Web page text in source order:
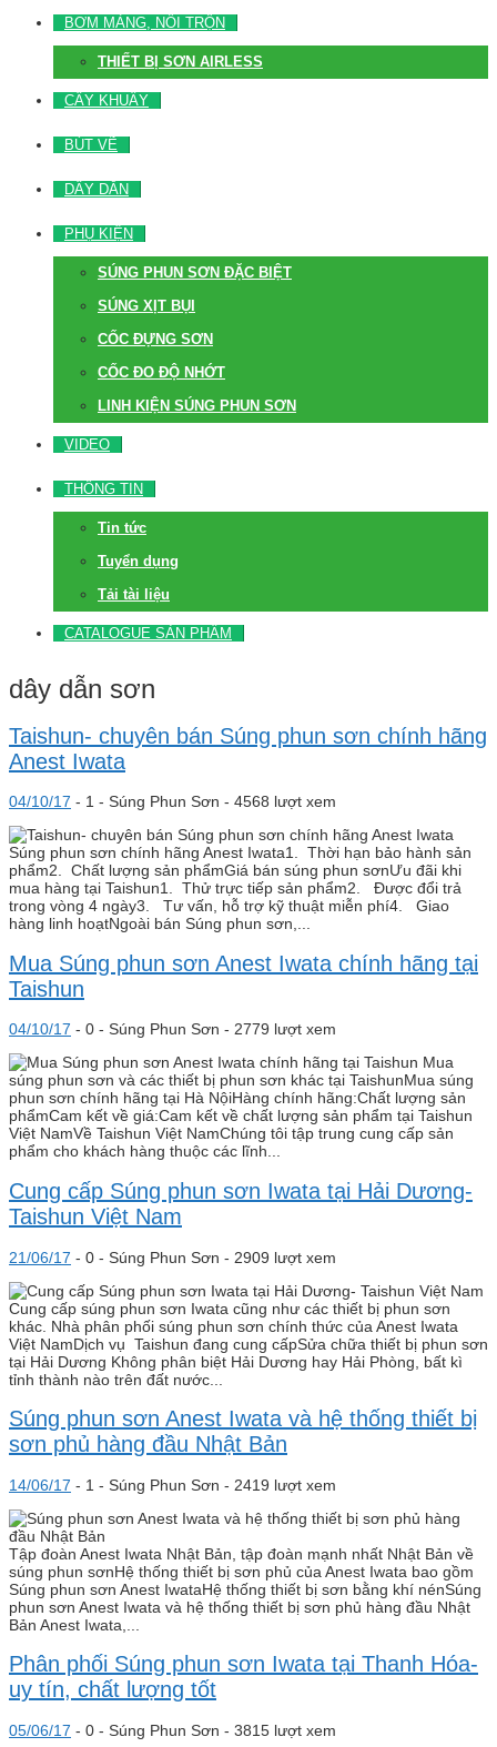
BƠM MÀNG, NỒI TRỘN
THIẾT BỊ SƠN AIRLESS
CÂY KHUẤY
BÚT VẼ
DÂY DẪN
PHỤ KIỆN
SÚNG PHUN SƠN ĐẶC BIỆT
SÚNG XỊT BỤI
CỐC ĐỰNG SƠN
CỐC ĐO ĐỘ NHỚT
LINH KIỆN SÚNG PHUN SƠN
VIDEO
THÔNG TIN
Tin tức
Tuyển dụng
Tải tài liệu
CATALOGUE SẢN PHẨM
dây dẫn sơn
Taishun- chuyên bán Súng phun sơn chính hãng
Anest Iwata
04/10/17 - 1 - Súng Phun Sơn - 4568 lượt xem
Súng phun sơn chính hãng Anest Iwata1. Thời hạn bảo hành sản
phẩm2. Chất lượng sản phẩmGiá bán súng phun sơnƯu đãi khi
mua hàng tại Taishun1. Thử trực tiếp sản phẩm2. Được đổi trả
trong vòng 4 ngày3. Tư vấn, hỗ trợ kỹ thuật miễn phí4. Giao
hàng linh hoạtNgoài bán Súng phun sơn,...
Mua Súng phun sơn Anest Iwata chính hãng tại
Taishun
04/10/17 - 0 - Súng Phun Sơn - 2779 lượt xem
Mua
súng phun sơn và các thiết bị phun sơn khác tại TaishunMua súng
phun sơn chính hãng tại Hà NộiHàng chính hãng:Chất lượng sản
phẩmCam kết về giá:Cam kết về chất lượng sản phẩm tại Taishun
Việt NamVề Taishun Việt NamChúng tôi tập trung cung cấp sản
phẩm cho khách hàng thuộc các lĩnh...
Cung cấp Súng phun sơn Iwata tại Hải Dương-
Taishun Việt Nam
21/06/17 - 0 - Súng Phun Sơn - 2909 lượt xem
Cung cấp súng phun sơn Iwata cũng như các thiết bị phun sơn
khác. Nhà phân phối súng phun sơn chính thức của Anest Iwata
Việt NamDịch vụ Taishun đang cung cấpSửa chữa thiết bị phun sơn
tại Hải Dương Không phân biệt Hải Dương hay Hải Phòng, bất kì
tỉnh thành nào trên đất nước...
Súng phun sơn Anest Iwata và hệ thống thiết bị
sơn phủ hàng đầu Nhật Bản
14/06/17 - 1 - Súng Phun Sơn - 2419 lượt xem
Tập đoàn Anest Iwata Nhật Bản, tập đoàn mạnh nhất Nhật Bản về
súng phun sơnHệ thống thiết bị sơn phủ của Anest Iwata bao gồm
Súng phun sơn Anest IwataHệ thống thiết bị sơn bằng khí nénSúng
phun sơn Anest Iwata và hệ thống thiết bị sơn phủ hàng đầu Nhật
Bản Anest Iwata,...
Phân phối Súng phun sơn Iwata tại Thanh Hóa-
uy tín, chất lượng tốt
05/06/17 - 0 - Súng Phun Sơn - 3815 lượt xem